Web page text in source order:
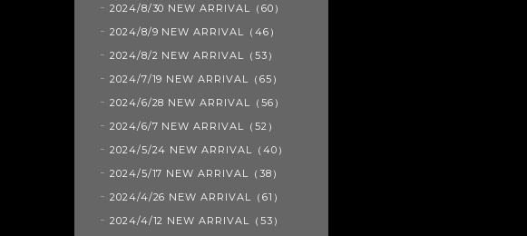
2024/8/30 NEW ARRIVAL（60）
2024/8/9 NEW ARRIVAL（46）
2024/8/2 NEW ARRIVAL（53）
2024/7/19 NEW ARRIVAL（65）
2024/6/28 NEW ARRIVAL（56）
2024/6/7 NEW ARRIVAL（52）
2024/5/24 NEW ARRIVAL（40）
2024/5/17 NEW ARRIVAL（38）
2024/4/26 NEW ARRIVAL（61）
2024/4/12 NEW ARRIVAL（53）